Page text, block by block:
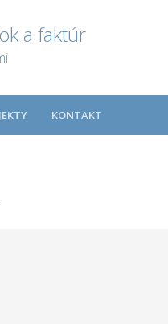
a faktúr
KONTAKT